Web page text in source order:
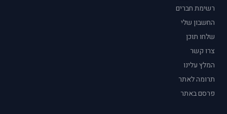
רשימת חברים
החשבון שלי
שלחו תוכן
צרו קשר
המלץ עלינו
תרומה לאתר
פרסם באתר